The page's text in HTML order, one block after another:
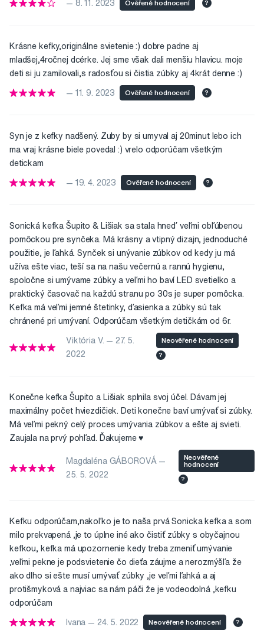
— 8. 11. 2023 Ověřené hodnocení ?
Krásne kefky,originálne svietenie :) dobre padne aj
mladšej,4ročnej dcérke. Jej sme však dali menšiu hlavicu. moje
deti si ju zamilovali,s radosťou si čistia zúbky aj 4krát denne :)
— 11. 9. 2023 Ověřené hodnocení ?
Syn je z kefky nadšený. Zuby by si umyval aj 20minut lebo ich
ma vraj krásne biele povedal :) vrelo odporúčam všetkým
detickam
— 19. 4. 2023 Ověřené hodnocení ?
Sonická kefka Šupito & Lišiak sa stala hneď veľmi obľúbenou
pomôckou pre synčeka. Má krásny a vtipný dizajn, jednoduché
použitie, je ľahká. Synček si unývanie zúbkov od kedy ju má
užíva ešte viac, teší sa na našu večernú a rannú hygienu,
spoločne si umývame zúbky a veľmi ho baví LED svetielko a
praktický časovač na každú stranu po 30s je super pomôcka.
Kefka má veľmi jemné štetinky, ďasienka a zúbky sú tak
chránené pri umývaní. Odporúčam všetkým detičkám od 6r.
Viktória V. — 27. 5.
2022
Neověřené hodnocení
?
Konečne kefka Šupito a Lišiak splnila svoj účel. Dávam jej
maximálny počet hviezdičiek. Deti konečne baví umývať si zúbky.
Má veľmi pekný celý proces umývania zúbkov a ešte aj svieti.
Zaujala na prvý pohľad. Ďakujeme ♥️
Magdaléna GÁBOROVÁ —
25. 5. 2022
Neověřené
hodnocení
?
Kefku odporúčam,nakoľko je to naša prvá Sonicka kefka a som
milo prekvapená ,je to úplne iné ako čistiť zúbky s obyčajnou
kefkou, kefka má upozornenie kedy treba zmeniť umývanie
,veľmi pekne je podsvietenie čo dieťa záujme a nerozmýšľa že
ako dlho si ešte musí umývať zúbky ,je veľmi ľahká a aj
protišmyková a najviac sa nám páči že je vodeodolná ,kefku
odporúčam
Ivana — 24. 5. 2022 Neověřené hodnocení ?